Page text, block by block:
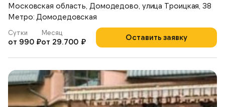
Московская область, Домодедово, улица Троицкая, 38
Метро: Домодедовская
Оставить заявку
Сутки
от 990 ₽
Месяц
от 29.700 ₽